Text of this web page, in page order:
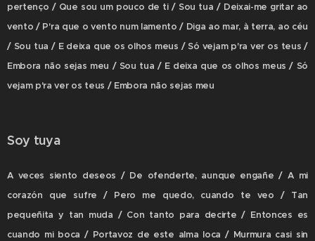
pertenço / Que sou um pouco de ti / Sou tua / Deixai-me gritar ao
vento / P'ra que o vento num lamento / Diga ao mar, à terra, ao céu
/ Sou tua / E deixa que os olhos meus / Só vejam p'ra ver os teus /
Embora não sejas meu / Sou tua / E deixa que os olhos meus / Só
vejam p'ra ver os teus / Embora não sejas meu
Soy tuya
A veces siento deseos / De ofenderte, aunque engañe / A mi
corazón que sufre / Pero me quedo, cuando te veo / Tan
pequeñita y tan muda / Con tanto para decirte / Entonces es
cuando mi boca / Portavoz de este alma loca / Murmura casi sin